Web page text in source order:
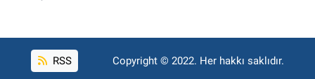
RSS Copyright © 2022. Her hakkı saklıdır.